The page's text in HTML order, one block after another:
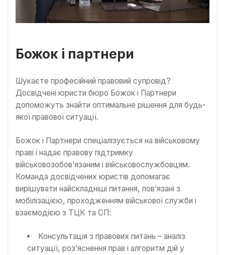
Божок і партнери
Шукаєте професійний правовий супровід?
Досвідчені юристи бюро Божок і Партнери
допоможуть знайти оптимальне рішення для будь-
якої правової ситуації.
Божок і Партнери спеціалізується на військовому
праві і надає правову підтримку
військовозобов’язаним і військовослужбовцям.
Команда досвідчених юристів допомагає
вирішувати найскладніші питання, пов’язані з
мобілізацією, проходженням військової служби і
взаємодією з ТЦК та СП:
Консультація з правових питань – аналіз
ситуації, роз’яснення прав і алгоритм дій у